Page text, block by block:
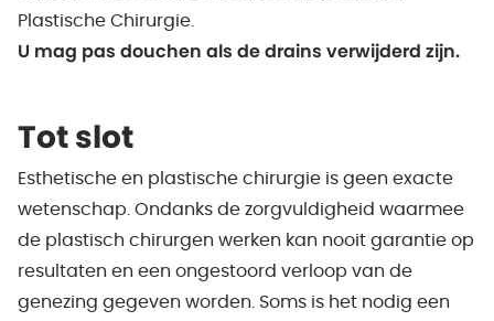
Plastische Chirurgie.
U mag pas douchen als de drains verwijderd zijn.
Tot slot
Esthetische en plastische chirurgie is geen exacte
wetenschap. Ondanks de zorgvuldigheid waarmee
de plastisch chirurgen werken kan nooit garantie op
resultaten en een ongestoord verloop van de
genezing gegeven worden. Soms is het nodig een